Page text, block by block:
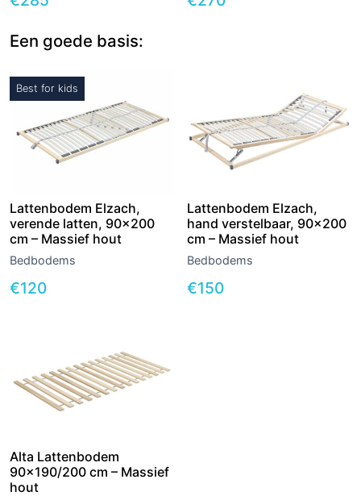
Een goede basis:
Best for kids
Lattenbodem Elzach,
verende latten, 90×200
cm – Massief hout
Bedbodems
€120
Lattenbodem Elzach,
hand verstelbaar, 90×200
cm – Massief hout
Bedbodems
€150
Alta Lattenbodem
90×190/200 cm – Massief
hout